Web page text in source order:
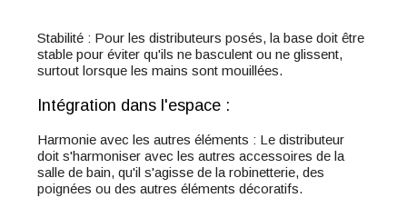
Stabilité : Pour les distributeurs posés, la base doit être
stable pour éviter qu'ils ne basculent ou ne glissent,
surtout lorsque les mains sont mouillées.
Intégration dans l'espace :
Harmonie avec les autres éléments : Le distributeur
doit s'harmoniser avec les autres accessoires de la
salle de bain, qu'il s'agisse de la robinetterie, des
poignées ou des autres éléments décoratifs.